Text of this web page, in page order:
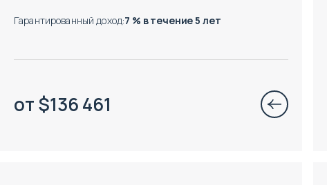
Гарантированный доход:7 % в течение 5 лет
от$136 461